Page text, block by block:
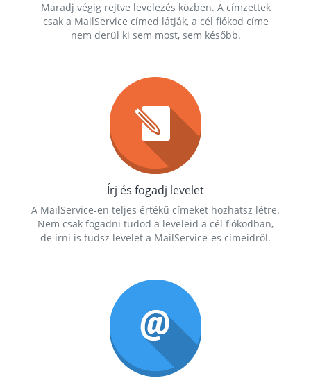
Maradj végig rejtve levelezés közben. A címzettek
csak a MailService címed látják, a cél fiókod címe
nem derül ki sem most, sem később.
Írj és fogadj levelet
A MailService-en teljes értékű címeket hozhatsz létre.
Nem csak fogadni tudod a leveleid a cél fiókodban,
de írni is tudsz levelet a MailService-es címeidről.